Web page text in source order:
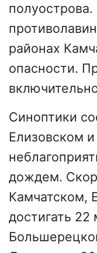
районах
опасности.
Синоптики
Елизовском
дождем.
Камчатском,
достигать